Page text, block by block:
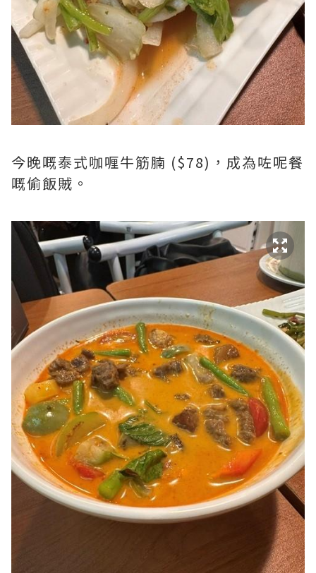
今晚嘅泰式咖喱牛筋腩 ($78)，成為咗呢餐
嘅偷飯賊。